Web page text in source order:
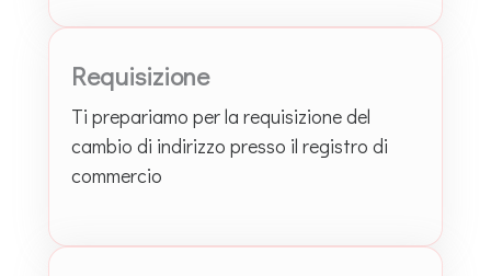
Requisizione
Ti prepariamo per la requisizione del
cambio di indirizzo presso il registro di
commercio